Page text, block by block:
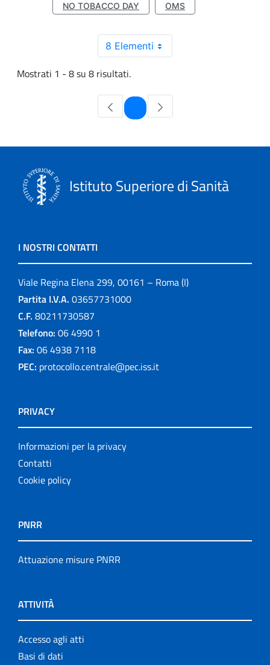
NO TOBACCO DAY
OMS
8 Elementi
Mostrati 1 - 8 su 8 risultati.
Pagina
Istituto Superiore di Sanità
I NOSTRI CONTATTI
Viale Regina Elena 299, 00161 – Roma (I)
Partita I.V.A. 03657731000
C.F. 80211730587
Telefono: 06 4990 1
Fax: 06 4938 7118
PEC: protocollo.centrale@pec.iss.it
PRIVACY
Informazioni per la privacy
Contatti
Cookie policy
PNRR
Attuazione misure PNRR
ATTIVITÀ
Accesso agli atti
Basi di dati